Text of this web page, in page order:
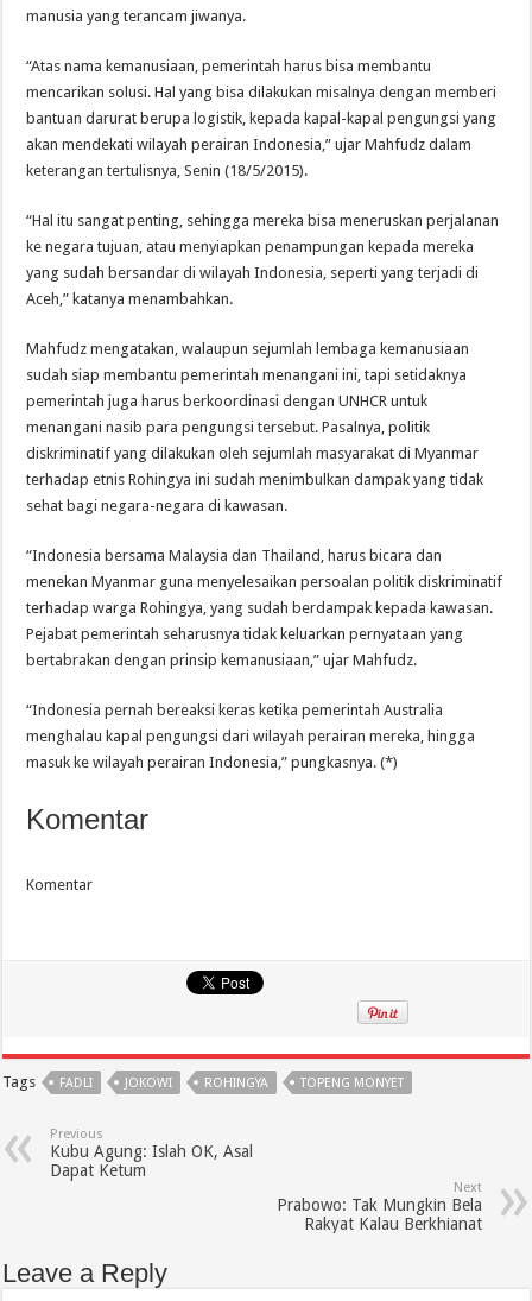
manusia yang terancam jiwanya.
“Atas nama kemanusiaan, pemerintah harus bisa membantu
mencarikan solusi. Hal yang bisa dilakukan misalnya dengan memberi
bantuan darurat berupa logistik, kepada kapal-kapal pengungsi yang
akan mendekati wilayah perairan Indonesia,” ujar Mahfudz dalam
keterangan tertulisnya, Senin (18/5/2015).
“Hal itu sangat penting, sehingga mereka bisa meneruskan perjalanan
ke negara tujuan, atau menyiapkan penampungan kepada mereka
yang sudah bersandar di wilayah Indonesia, seperti yang terjadi di
Aceh,” katanya menambahkan.
Mahfudz mengatakan, walaupun sejumlah lembaga kemanusiaan
sudah siap membantu pemerintah menangani ini, tapi setidaknya
pemerintah juga harus berkoordinasi dengan UNHCR untuk
menangani nasib para pengungsi tersebut. Pasalnya, politik
diskriminatif yang dilakukan oleh sejumlah masyarakat di Myanmar
terhadap etnis Rohingya ini sudah menimbulkan dampak yang tidak
sehat bagi negara-negara di kawasan.
“Indonesia bersama Malaysia dan Thailand, harus bicara dan
menekan Myanmar guna menyelesaikan persoalan politik diskriminatif
terhadap warga Rohingya, yang sudah berdampak kepada kawasan.
Pejabat pemerintah seharusnya tidak keluarkan pernyataan yang
bertabrakan dengan prinsip kemanusiaan,” ujar Mahfudz.
“Indonesia pernah bereaksi keras ketika pemerintah Australia
menghalau kapal pengungsi dari wilayah perairan mereka, hingga
masuk ke wilayah perairan Indonesia,” pungkasnya. (*)
Komentar
Komentar
Tags FADLI JOKOWI ROHINGYA TOPENG MONYET
Previous
Kubu Agung: Islah OK, Asal
Dapat Ketum
Next
Prabowo: Tak Mungkin Bela
Rakyat Kalau Berkhianat
Leave a Reply